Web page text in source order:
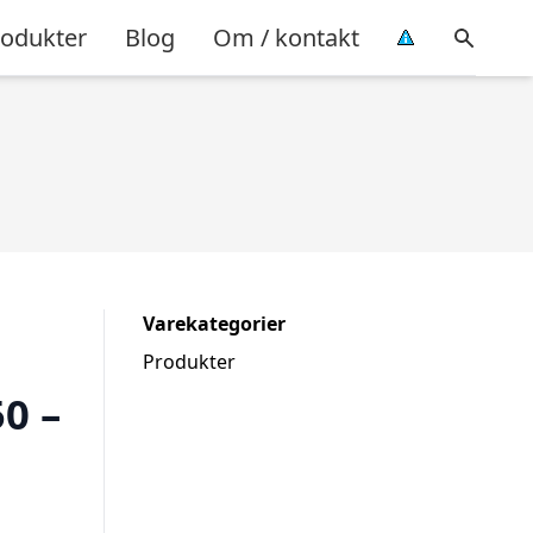
Blog Om / kontakt
–
Varekategorier
Produkter